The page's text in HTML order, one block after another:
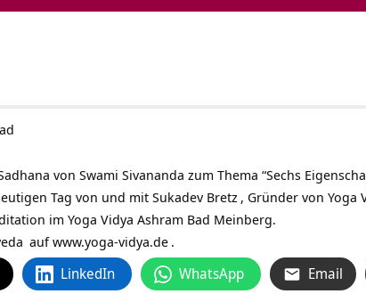
von Swami Sivananda zum Thema “Sechs
Tag von und mit Sukadev Bretz , Gründer von Yoga
im Yoga Vidya Ashram Bad Meinberg.
aufwww.yoga-vidya.de .
LinkedIn WhatsApp Email